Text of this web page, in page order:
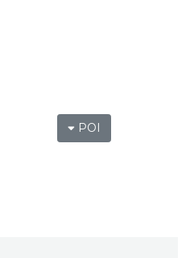
POI